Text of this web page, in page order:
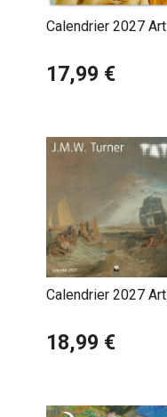
Calendrier 2027 Art
17,99 €
Calendrier 2027 Art
Constable
18,99 €